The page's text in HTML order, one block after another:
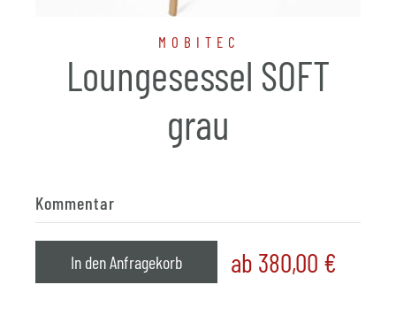
MOBITEC
Loungesessel SOFT
grau
Kommentar
In den Anfragekorb ab 380,00 €